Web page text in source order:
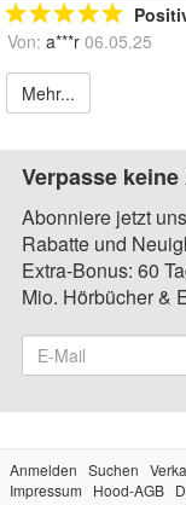
Von: a***r 06.05.25
Mehr...
Verpasse
Abonniere jetzt
Rabatte und
Extra-Bonus: 60
Mio. Hörbücher &
Anmelden Suchen
Impressum
Hood-AGB